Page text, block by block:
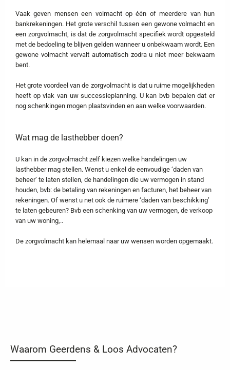
Vaak geven mensen een volmacht op één of meerdere van hun
bankrekeningen. Het grote verschil tussen een gewone volmacht en
een zorgvolmacht, is dat de zorgvolmacht specifiek wordt opgesteld
met de bedoeling te blijven gelden wanneer u onbekwaam wordt. Een
gewone volmacht vervalt automatisch zodra u niet meer bekwaam
bent.
Het grote voordeel van de zorgvolmacht is dat u ruime mogelijkheden
heeft op vlak van uw successieplanning. U kan bvb bepalen dat er
nog schenkingen mogen plaatsvinden en aan welke voorwaarden.
Wat mag de lasthebber doen?
U kan in de zorgvolmacht zelf kiezen welke handelingen uw
lasthebber mag stellen. Wenst u enkel de eenvoudige ‘daden van
beheer’ te laten stellen, de handelingen die uw vermogen in stand
houden, bvb: de betaling van rekeningen en facturen, het beheer van
rekeningen. Of wenst u net ook de ruimere ‘daden van beschikking’
te laten gebeuren? Bvb een schenking van uw vermogen, de verkoop
van uw woning,..
De zorgvolmacht kan helemaal naar uw wensen worden opgemaakt.
Waarom Geerdens & Loos Advocaten?